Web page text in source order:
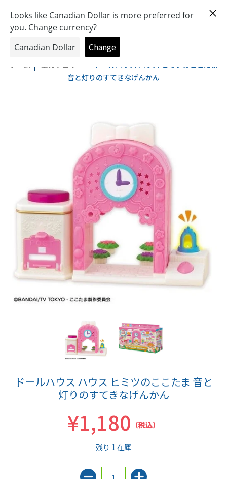
ホーム 全カテゴリー
ドールハウス ハウス ヒミツのここたま
音と灯りのすてきなげんかん
ドールハウス ハウス ヒミツのここたま 音と
灯りのすてきなげんかん
¥1,180 （税込）
残り 1 在庫